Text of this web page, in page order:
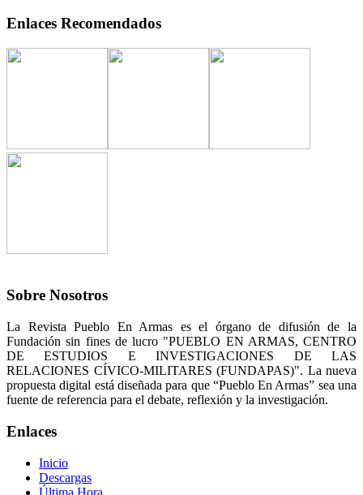
Enlaces Recomendados
Sobre Nosotros
La Revista Pueblo En Armas es el órgano de difusión de la
Fundación sin fines de lucro "PUEBLO EN ARMAS, CENTRO
DE ESTUDIOS E INVESTIGACIONES DE LAS
RELACIONES CÍVICO-MILITARES (FUNDAPAS)". La nueva
propuesta digital está diseñada para que “Pueblo En Armas” sea una
fuente de referencia para el debate, reflexión y la investigación.
Enlaces
Inicio
Descargas
Última Hora